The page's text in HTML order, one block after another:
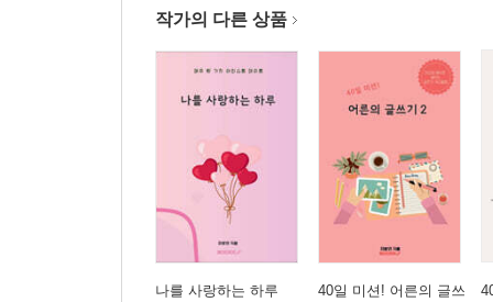
글쓰기 수업을 진행하는 진짜 이유
독립출판을 경험하다
글쓰기로 꿈을 이루다
번역작가로 데뷔하게 된 이야기
작가의 꿈 다큐멘터리 주인공이 되다
꼭 당신의 책을 내라
작가의 다른 상품
나를 사랑하는 하루
40일 미션! 어른의 글쓰